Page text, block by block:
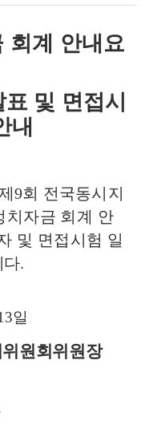
회계 안내요
및 면접시
내
9회 전국동시지
치자금 회계 안
및 면접시험 일
다.
일
원회위원장